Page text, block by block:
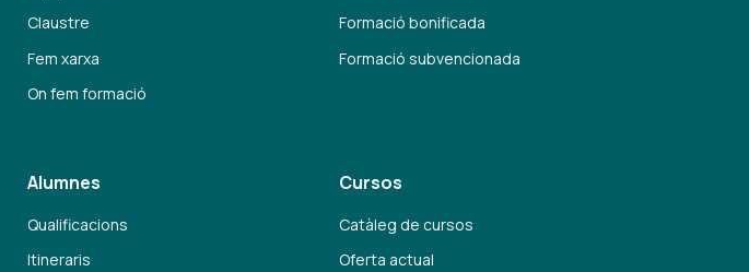
Claustre
Fem xarxa
On fem formació
Formació bonificada
Formació subvencionada
Alumnes
Qualificacions
Itineraris
Cursos
Catàleg de cursos
Oferta actual